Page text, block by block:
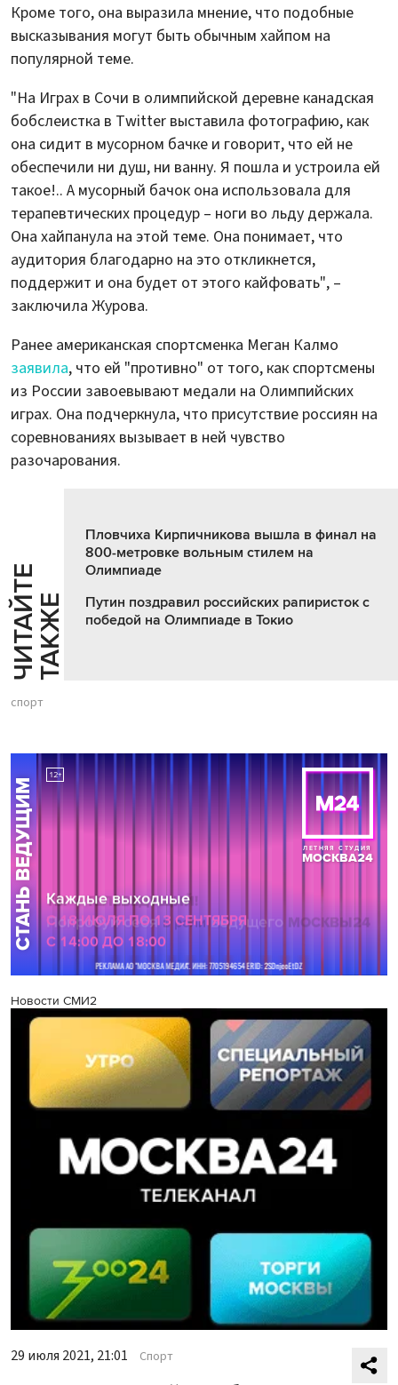
Кроме того, она выразила мнение, что подобные
высказывания могут быть обычным хайпом на
популярной теме.
"На Играх в Сочи в олимпийской деревне канадская
бобслеистка в Twitter выставила фотографию, как
она сидит в мусорном бачке и говорит, что ей не
обеспечили ни душ, ни ванну. Я пошла и устроила ей
такое!.. А мусорный бачок она использовала для
терапевтических процедур – ноги во льду держала.
Она хайпанула на этой теме. Она понимает, что
аудитория благодарно на это откликнется,
поддержит и она будет от этого кайфовать", –
заключила Журова.
Ранее американская спортсменка Меган Калмо
заявила, что ей "противно" от того, как спортсмены
из России завоевывают медали на Олимпийских
играх. Она подчеркнула, что присутствие россиян на
соревнованиях вызывает в ней чувство
разочарования.
Ч
И
Т
АЙ
Т
Е
Т
А
К
ЖЕ
Пловчиха Кирпичникова вышла в финал на
800-метровке вольным стилем на
Олимпиаде
Путин поздравил российских рапиристок с
победой на Олимпиаде в Токио
спорт
Новости СМИ2
29 июля 2021, 21:01 Спорт